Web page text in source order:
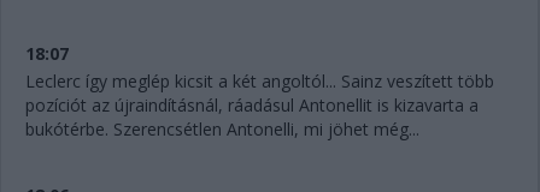
18:07
Leclerc így meglép kicsit a két angoltól... Sainz veszített több
pozíciót az újraindításnál, ráadásul Antonellit is kizavarta a
bukótérbe. Szerencsétlen Antonelli, mi jöhet még...